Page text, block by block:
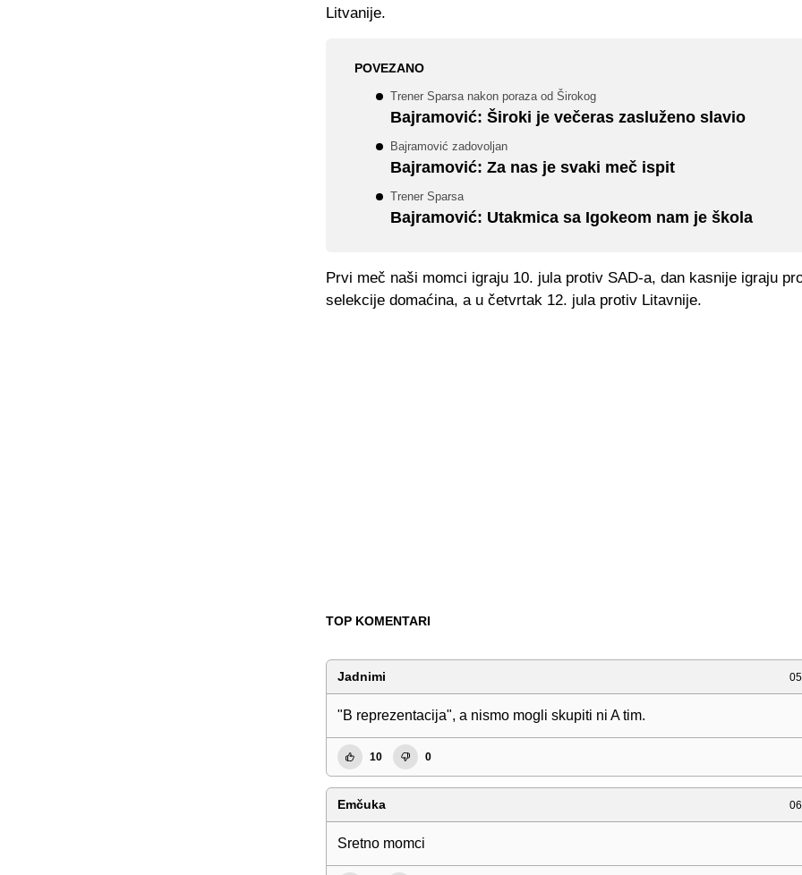
Litvanije.
POVEZANO
Trener Sparsa nakon poraza od Širokog
Bajramović: Široki je večeras zasluženo slavio
Bajramović zadovoljan
Bajramović: Za nas je svaki meč ispit
Trener Sparsa
Bajramović: Utakmica sa Igokeom nam je škola
Prvi meč naši momci igraju 10. jula protiv SAD-a, dan kasnije igraju
selekcije domaćina, a u četvrtak 12. jula protiv Litavnije.
TOP KOMENTARI
Jadnimi
"B reprezentacija", a nismo mogli skupiti ni A tim.
10 0
Emčuka
Sretno momci